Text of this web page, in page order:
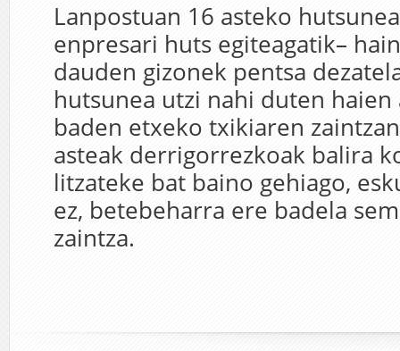
Lanpostuan 16 asteko
enpresari huts egiteagatik–
dauden gizonek pentsa
hutsunea utzi nahi duten
baden etxeko txikiaren
asteak derrigorrezkoak balira
litzateke bat baino gehiago,
ez, betebeharra ere badela
zaintza.